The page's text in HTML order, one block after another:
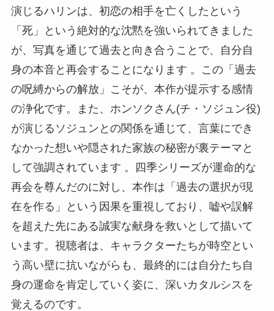
演じるハリンは、初恋の相手を亡くしたという
「死」という絶対的な沈黙を強いられてきました
が、写真を通じて過去と向き合うことで、自分自
身の本音と再会することになります 。この「過去
の呪縛からの解放」こそが、本作が提示する感情
の浄化です。また、ホンソクさん(チ・ソジュン役)
が演じるソジュンとの関係を通じて、言葉にでき
なかった想いや隠された家族の秘密が裏テーマと
して強調されています 。四季シリーズが運命的な
再会を尊んだのに対し、本作は「過去の選択が現
在を作る」という因果を重視しており、嘘や誤解
を超えた先にある誠実な献身を救いとして描いて
います。視聴者は、キャラクターたちが時空とい
う高い壁に抗いながらも、最終的には自分たち自
身の運命を肯定していく姿に、深いカタルシスを
覚えるのです。